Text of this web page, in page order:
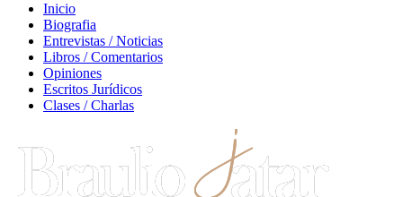
Inicio
Biografia
Entrevistas / Noticias
Libros / Comentarios
Opiniones
Escritos Jurídicos
Clases / Charlas